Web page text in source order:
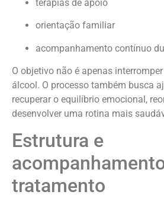
terapias de apoio
orientação familiar
acompanhamento contínuo
O objetivo não é apenas
álcool. O processo também busca
recuperar o equilíbrio emocional,
desenvolver uma rotina mais
Estrutura e
tratamento